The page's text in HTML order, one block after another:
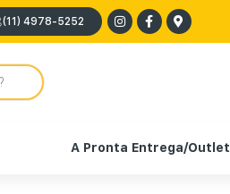
(11) 4978-5252
A Pronta Entrega/Outlet